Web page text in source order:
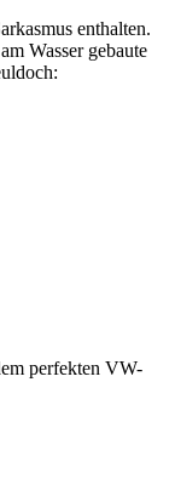
enthalten.
Wasser gebaute
perfekten VW-